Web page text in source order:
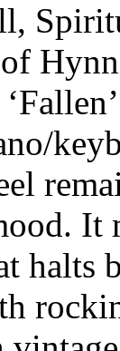
of
It
halts